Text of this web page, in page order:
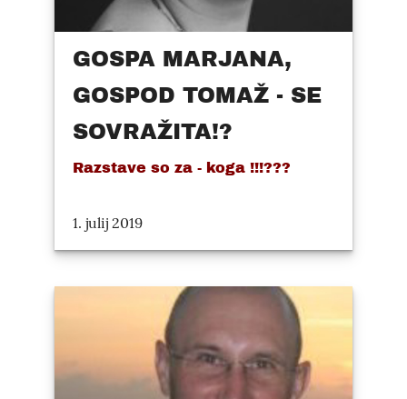
GOSPA MARJANA,
GOSPOD TOMAŽ - SE
SOVRAŽITA!?
Razstave so za - koga !!!???
1. julij 2019